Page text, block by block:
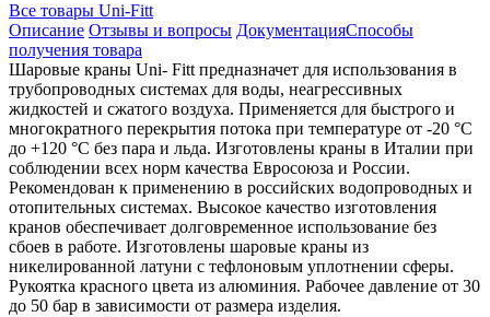
Все товары Uni-Fitt
Описание Отзывы и вопросы ДокументацияСпособы
получения товара
Шаровые краны Uni- Fitt предназначет для использования в
трубопроводных системах для воды, неагрессивных
жидкостей и сжатого воздуха. Применяется для быстрого и
многократного перекрытия потока при температуре от -20 °C
до +120 °C без пара и льда. Изготовлены краны в Италии при
соблюдении всех норм качества Евросоюза и России.
Рекомендован к применению в российских водопроводных и
отопительных системах. Высокое качество изготовления
кранов обеспечивает долговременное использование без
сбоев в работе. Изготовлены шаровые краны из
никелированной латуни с тефлоновым уплотнении сферы.
Рукоятка красного цвета из алюминия. Рабочее давление от 30
до 50 бар в зависимости от размера изделия.